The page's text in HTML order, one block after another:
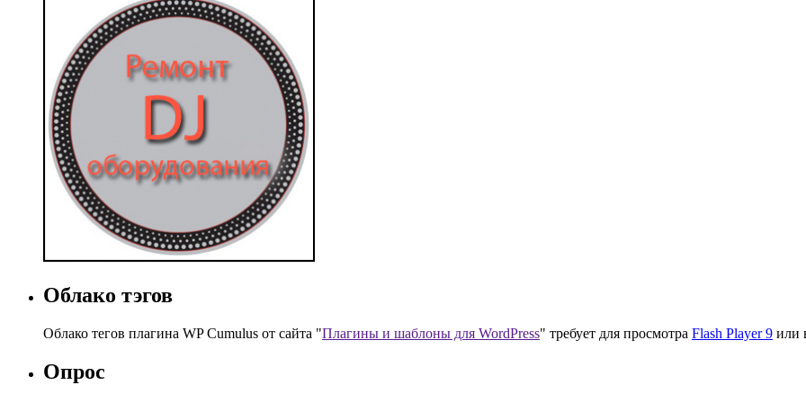
Облако тэгов
Облако тегов плагина WP Cumulus от сайта "Плагины и шаблоны для WordPress" требует для просмотра Flash Player 9 или
Опрос